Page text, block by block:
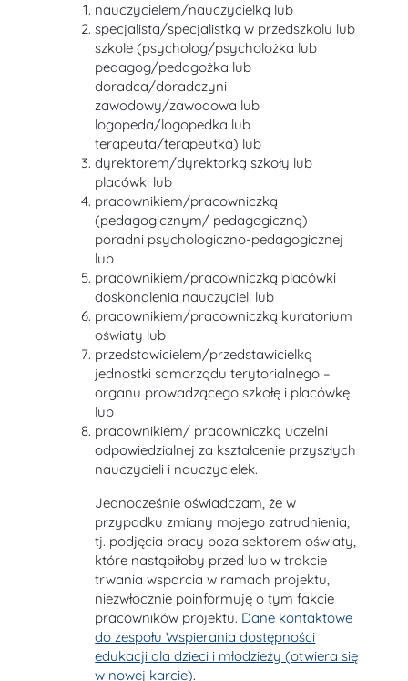
nauczycielem/nauczycielką lub
specjalistą/specjalistką w przedszkolu lub
szkole (psycholog/psycholożka lub
pedagog/pedagożka lub
doradca/doradczyni
zawodowy/zawodowa lub
logopeda/logopedka lub
terapeuta/terapeutka) lub
dyrektorem/dyrektorką szkoły lub
placówki lub
pracownikiem/pracowniczką
(pedagogicznym/ pedagogiczną)
poradni psychologiczno-pedagogicznej
lub
pracownikiem/pracowniczką placówki
doskonalenia nauczycieli lub
pracownikiem/pracowniczką kuratorium
oświaty lub
przedstawicielem/przedstawicielką
jednostki samorządu terytorialnego –
organu prowadzącego szkołę i placówkę
lub
pracownikiem/ pracowniczką uczelni
odpowiedzialnej za kształcenie przyszłych
nauczycieli i nauczycielek.
Jednocześnie oświadczam, że w
przypadku zmiany mojego zatrudnienia,
tj. podjęcia pracy poza sektorem oświaty,
które nastąpiłoby przed lub w trakcie
trwania wsparcia w ramach projektu,
niezwłocznie poinformuję o tym fakcie
pracowników projektu. Dane kontaktowe
do zespołu Wspierania dostępności
edukacji dla dzieci i młodzieży (otwiera się
w nowej karcie).